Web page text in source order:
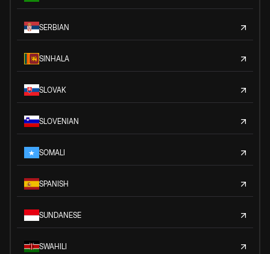
SERBIAN
SINHALA
SLOVAK
SLOVENIAN
SOMALI
SPANISH
SUNDANESE
SWAHILI